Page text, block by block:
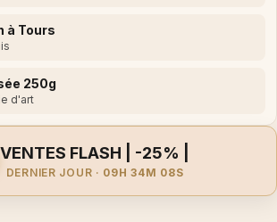
à Tours
250g
d'art
VENTES FLASH | -25% |
DERNIER JOUR · 09H 34M 08S